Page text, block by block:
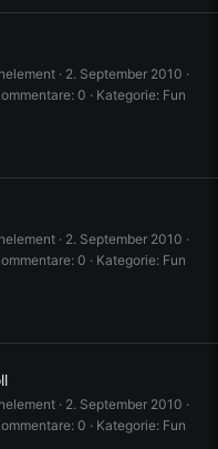
2. September 2010
0
Kategorie: Fun
2. September 2010
0
Kategorie: Fun
2. September 2010
0
Kategorie: Fun